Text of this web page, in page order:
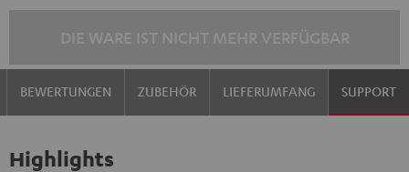
BEWERTUNGEN ZUBEHÖR LIEFERUMFANG SUPPORT
Highlights